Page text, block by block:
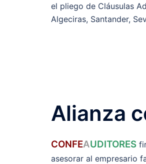
el pliego de Cláusulas
Algeciras, Santander,
Alianza
CONFEAUDITORES
asesorar al empresario